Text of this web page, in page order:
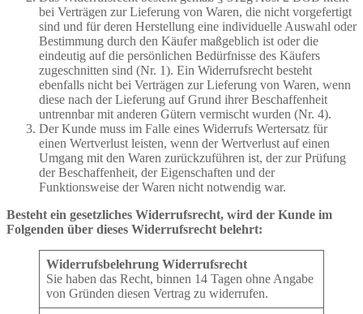
bei Verträgen zur Lieferung von Waren, die nicht vorgefertigt
sind und für deren Herstellung eine individuelle Auswahl oder
Bestimmung durch den Käufer maßgeblich ist oder die
eindeutig auf die persönlichen Bedürfnisse des Käufers
zugeschnitten sind (Nr. 1). Ein Widerrufsrecht besteht
ebenfalls nicht bei Verträgen zur Lieferung von Waren, wenn
diese nach der Lieferung auf Grund ihrer Beschaffenheit
untrennbar mit anderen Gütern vermischt wurden (Nr. 4).
Der Kunde muss im Falle eines Widerrufs Wertersatz für
einen Wertverlust leisten, wenn der Wertverlust auf einen
Umgang mit den Waren zurückzuführen ist, der zur Prüfung
der Beschaffenheit, der Eigenschaften und der
Funktionsweise der Waren nicht notwendig war.
Besteht ein gesetzliches Widerrufsrecht, wird der Kunde im
Folgenden über dieses Widerrufsrecht belehrt:
Widerrufsbelehrung Widerrufsrecht
Sie haben das Recht, binnen 14 Tagen ohne Angabe
von Gründen diesen Vertrag zu widerrufen.